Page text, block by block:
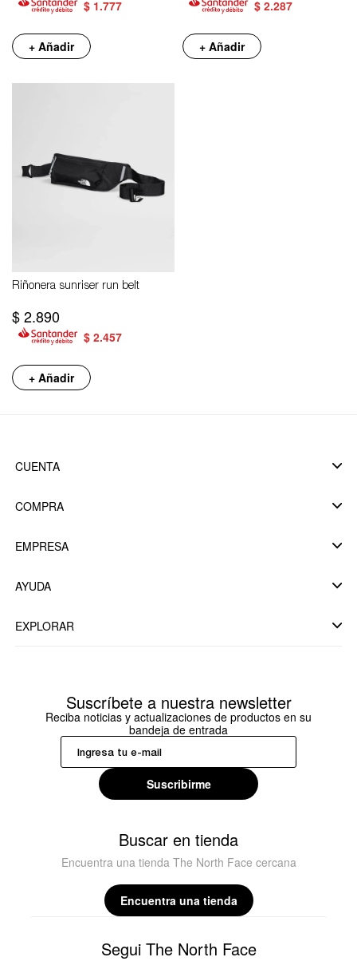
$ 1.777
+ Añadir
$ 2.287
+ Añadir
Riñonera sunriser run belt
$2.890
$ 2.457
+ Añadir
CUENTA
COMPRA
EMPRESA
AYUDA
EXPLORAR
Suscríbete a nuestra newsletter
Reciba noticias y actualizaciones de productos en su
bandeja de entrada
Suscribirme
Buscar en tienda
Encuentra una tienda The North Face cercana
Encuentra una tienda
Segui The North Face